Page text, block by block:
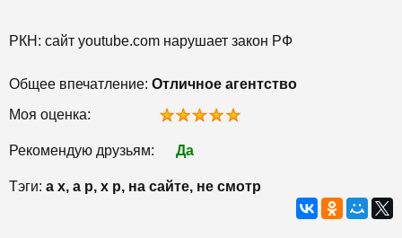
РКН: сайт youtube.com нарушает закон РФ
Общее впечатление: Отличное агентство
Моя оценка:
Рекомендую друзьям: Да
Тэги: а х, а р, х р, на сайте, не смотр